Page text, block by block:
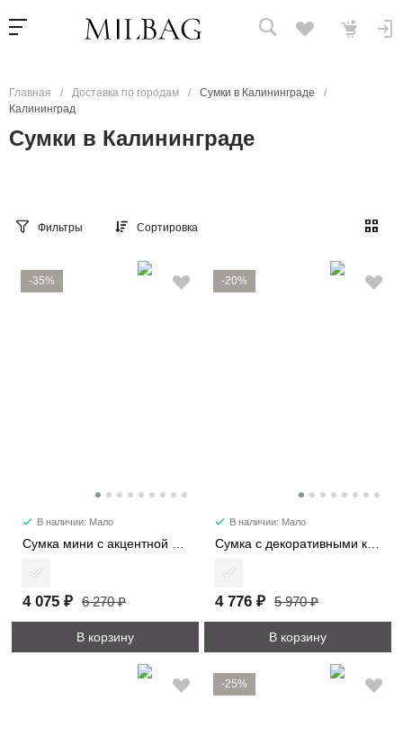
Главная / Доставка по городам / Сумки в Калининграде
/
Калининград
Сумки в Калининграде
Фильтры Сортировка
-35%
В наличии: Мало
Сумка мини с акцентной деталью 7053-1
4 075 ₽ 6 270 ₽
В корзину
-20%
В наличии: Мало
Сумка с декоративными карманами 2480
4 776 ₽ 5 970 ₽
В корзину
-25%